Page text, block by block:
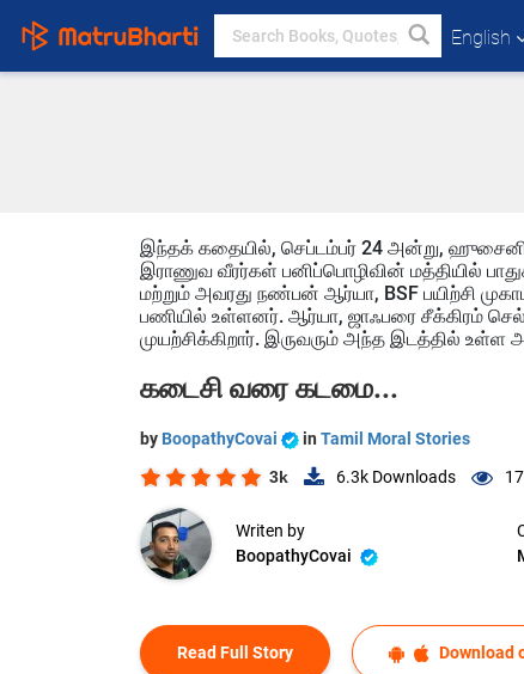
English
இந்தக் கதையில், செப்டம்பர் 24 அன்று,
இராணுவ வீரர்கள் பனிப்பொழிவின் மத்தியில்
மற்றும் அவரது நண்பன் ஆர்யா, BSF பயிற்சி
பணியில் உள்ளனர். ஆர்யா, ஜாஃபரை சீக்கிரம்
முயற்சிக்கிறார். இருவரும் அந்த இடத்தில் உள்ள
கடைசி வரை கடமை...
by BoopathyCovai in Tamil Moral Stories
3k 6.3k Downloads
Writen by
BoopathyCovai
Read Full Story Download